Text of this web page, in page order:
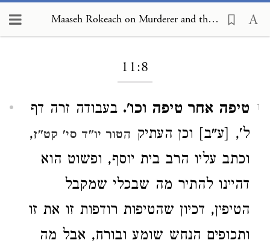
Maaseh Rokeach on Murderer and the Preservation of Life 11:8
11:8
1 טיפה אחר טיפה וכו'. בעבודה זרה דף
ל', [ע"ב] וכן העתיק הטור יו"ד סי' קט"ז,
וכתב עליו הרב בית יוסף, ופשוט הוא
דהיינו להתיר מה שבכלי שמקבל
הטיפין, דכיון שהטיפות רודפות זו את זו
ותכופים הנחש שומע ובורח, אבל מה